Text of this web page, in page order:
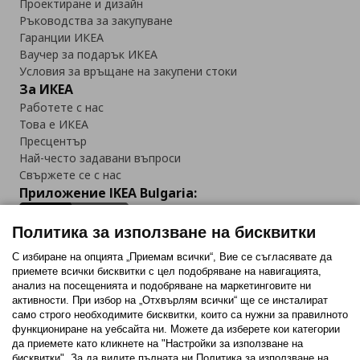
Проектиране и дизайн
Ръководства за закупуване
Гаранции ИКЕА
Ваучер за подарък ИКЕА
Условия за връщане на закупени стоки
За ИКЕА
Работете с нас
Това е ИКЕА
Пресцентър
Най-често задавани въпроси
Свържете се с нас
Приложение IKEA Bulgaria:
Последвайте ни:
FacebookTwitterYoutubePinterestInstagram
Политика за използване на бисквитки
С избиране на опцията „Приемам всички“, Вие се съгласявате да
приемете всички бисквитки с цел подобряване на навигацията,
анализ на посещенията и подобряване на маркетинговите ни
активности. При избор на „Отхвърлям всички“ ще се инсталират
само строго необходимитe бисквитки, които са нужни за правилното
функциониране на уебсайта ни. Можете да изберете кои категории
да приемете като кликнете на "Настройки за използване на